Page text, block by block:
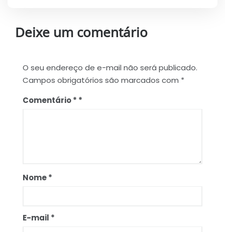
Deixe um comentário
O seu endereço de e-mail não será publicado.
Campos obrigatórios são marcados com *
Comentário*
Nome*
E-mail *